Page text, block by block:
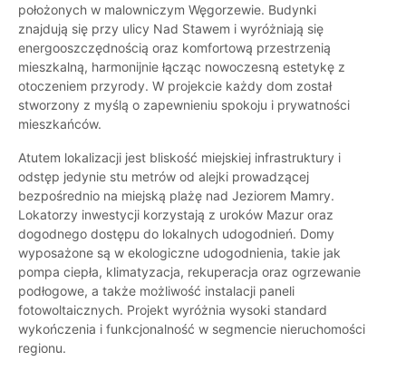
położonych w malowniczym Węgorzewie. Budynki
znajdują się przy ulicy Nad Stawem i wyróżniają się
energooszczędnością oraz komfortową przestrzenią
mieszkalną, harmonijnie łącząc nowoczesną estetykę z
otoczeniem przyrody. W projekcie każdy dom został
stworzony z myślą o zapewnieniu spokoju i prywatności
mieszkańców.
Atutem lokalizacji jest bliskość miejskiej infrastruktury i
odstęp jedynie stu metrów od alejki prowadzącej
bezpośrednio na miejską plażę nad Jeziorem Mamry.
Lokatorzy inwestycji korzystają z uroków Mazur oraz
dogodnego dostępu do lokalnych udogodnień. Domy
wyposażone są w ekologiczne udogodnienia, takie jak
pompa ciepła, klimatyzacja, rekuperacja oraz ogrzewanie
podłogowe, a także możliwość instalacji paneli
fotowoltaicznych. Projekt wyróżnia wysoki standard
wykończenia i funkcjonalność w segmencie nieruchomości
regionu.